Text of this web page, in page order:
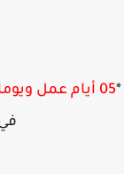
في الاسبوع
في